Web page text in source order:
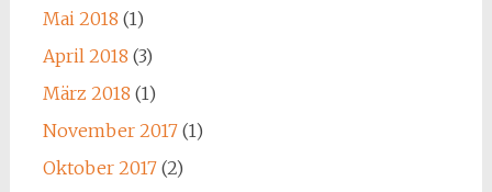
Mai 2018 (1)
April 2018 (3)
März 2018 (1)
November 2017(1)
Oktober 2017(2)